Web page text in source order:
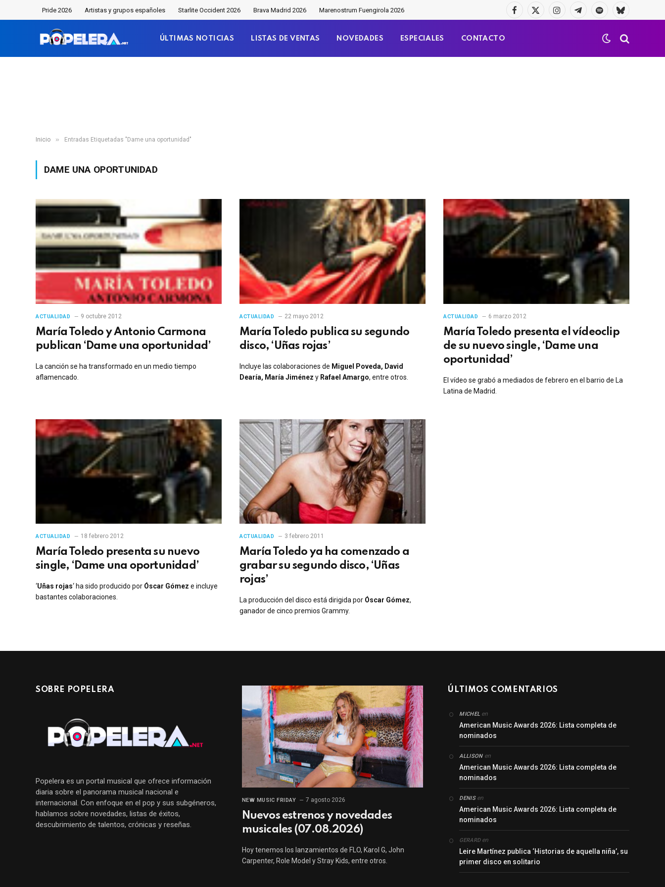
Pride 2026 Artistas y grupos españoles Starlite Occident 2026 Brava Madrid 2026 Marenostrum Fuengirola 2026
Facebook
X
InstagramTelegramaSpotifyBluesky
ÚLTIMAS NOTICIAS LISTAS DE VENTAS NOVEDADES ESPECIALES CONTACTO
Inicio » Entradas Etiquetadas "Dame una oportunidad"
DAME UNA OPORTUNIDAD
ACTUALIDAD 9 octubre 2012
María Toledo y Antonio Carmona
publican ‘Dame una oportunidad’
La canción se ha transformado en un medio tiempo
aflamencado.
ACTUALIDAD 22 mayo 2012
María Toledo publica su segundo
disco, ‘Uñas rojas’
Incluye las colaboraciones de Miguel Poveda, David
Dearía, María Jiménez y Rafael Amargo, entre otros.
ACTUALIDAD 6 marzo 2012
María Toledo presenta el vídeoclip
de su nuevo single, ‘Dame una
oportunidad’
El vídeo se grabó a mediados de febrero en el barrio de La
Latina de Madrid.
ACTUALIDAD 18 febrero 2012
María Toledo presenta su nuevo
single, ‘Dame una oportunidad’
‘Uñas rojas‘ ha sido producido por Óscar Gómez e incluye
bastantes colaboraciones.
ACTUALIDAD 3 febrero 2011
María Toledo ya ha comenzado a
grabar su segundo disco, ‘Uñas
rojas’
La producción del disco está dirigida por Óscar Gómez,
ganador de cinco premios Grammy.
SOBRE POPELERA
Popelera es un portal musical que ofrece información
diaria sobre el panorama musical nacional e
internacional. Con enfoque en el pop y sus subgéneros,
hablamos sobre novedades, listas de éxitos,
descubrimiento de talentos, crónicas y reseñas.
NEW MUSIC FRIDAY 7 agosto 2026
Nuevos estrenos y novedades
musicales (07.08.2026)
Hoy tenemos los lanzamientos de FLO, Karol G, John
Carpenter, Role Model y Stray Kids, entre otros.
ÚLTIMOS COMENTARIOS
MICHEL en
American Music Awards 2026: Lista completa de
nominados
ALLISONen
American Music Awards 2026: Lista completa de
nominados
DENISen
American Music Awards 2026: Lista completa de
nominados
GERARDen
Leire Martínez publica ‘Historias de aquella niña’, su
primer disco en solitario